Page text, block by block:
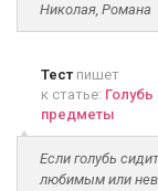
Николая, Романа
Тест пишет
к статье:
предметы
Если голубь
любимым или